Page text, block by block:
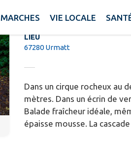
VIE LOCALE
LIEU
67280 Urmatt
Dans un cirque rocheux au
mètres. Dans un écrin de
Balade fraîcheur idéale,
épaisse mousse. La